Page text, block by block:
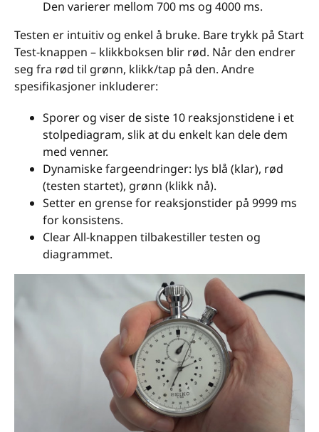
Den varierer mellom 700 ms og 4000 ms.
Testen er intuitiv og enkel å bruke. Bare trykk på Start
Test-knappen – klikkboksen blir rød. Når den endrer
seg fra rød til grønn, klikk/tap på den. Andre
spesifikasjoner inkluderer:
Sporer og viser de siste 10 reaksjonstidene i et
stolpediagram, slik at du enkelt kan dele dem
med venner.
Dynamiske fargeendringer: lys blå (klar), rød
(testen startet), grønn (klikk nå).
Setter en grense for reaksjonstider på 9999 ms
for konsistens.
Clear All-knappen tilbakestiller testen og
diagrammet.